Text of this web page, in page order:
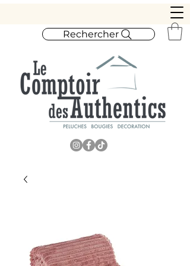
Rechercher